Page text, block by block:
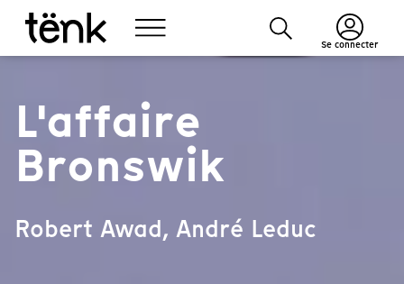
Se connecter
L'affaire
Bronswik
Robert Awad, André Leduc